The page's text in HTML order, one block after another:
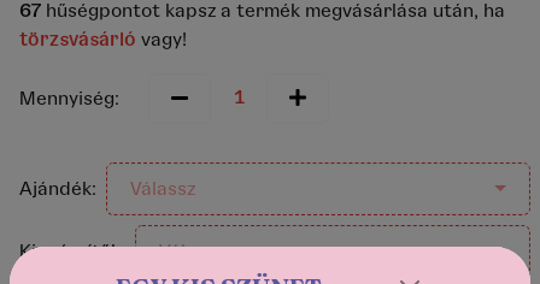
67 hűségpontot kapsz a termék megvásárlása után, ha
törzsvásárló vagy!
Mennyiség:
Ajándék: Válassz
Kiegészítők: Válassz